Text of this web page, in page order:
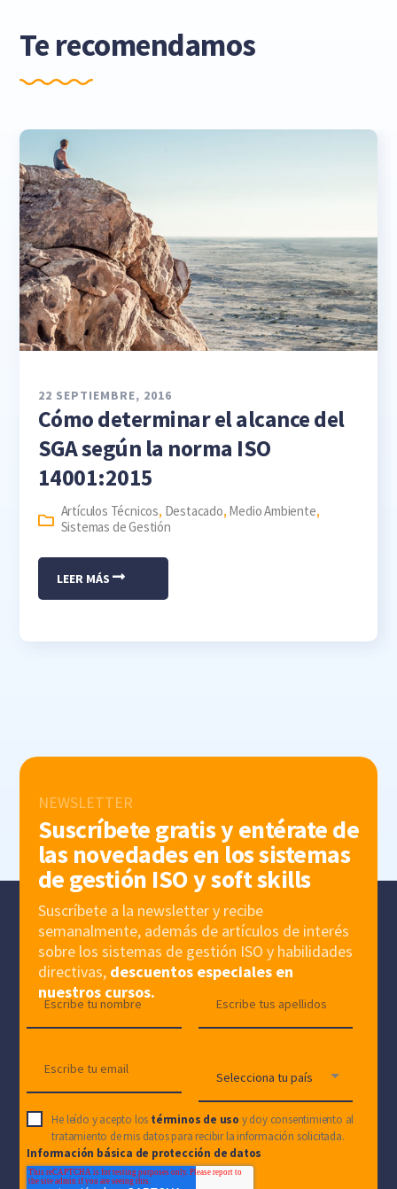
Te recomendamos
22 SEPTIEMBRE, 2016
Cómo determinar el alcance del
SGA según la norma ISO
14001:2015
Artículos Técnicos, Destacado, Medio Ambiente,
Sistemas de Gestión
LEER MÁS
NEWSLETTER
Suscríbete gratis y entérate de
las novedades en los sistemas
de gestión ISO y soft skills
Suscríbete a la newsletter y recibe
semanalmente, además de artículos de interés
sobre los sistemas de gestión ISO y habilidades
directivas, descuentos especiales en
nuestros cursos.
He leído y acepto los términos de uso y doy consentimiento al
tratamiento de mis datos para recibir la información solicitada.
Información básica de protección de datos